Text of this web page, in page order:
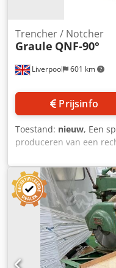
Liverpool 601 km
Trencher / Notcher
Graule QNF-90°
Prijsinfo
Toestand: nieuw, Een
produceren van een
verscheidenheid van
algemeen
en hout frame
het bepalen van de
en voor blokhut
uitgerust met
klemmen en ook een
besturingselement te
cutterhead beweging.